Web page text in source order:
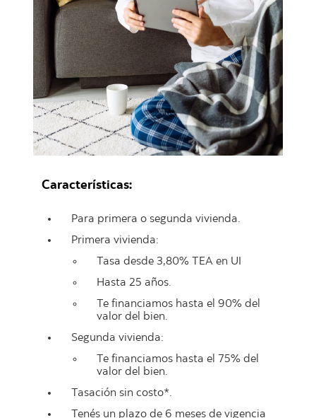
Características:
Para primera o segunda vivienda.
Primera vivienda:
Tasa desde 3,80% TEA en UI
Hasta 25 años.
Te financiamos hasta el 90% del
valor del bien.
Segunda vivienda:
Te financiamos hasta el 75% del
valor del bien.
Tasación sin costo*.
Tenés un plazo de 6 meses de vigencia